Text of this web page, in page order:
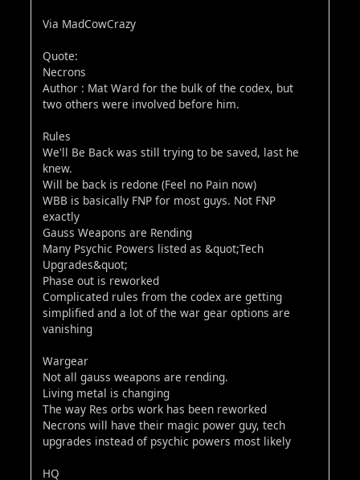
Via MadCowCrazy
Quote:
Necrons
Author : Mat Ward for the bulk of the codex, but
two others were involved before him.
Rules
We'll Be Back was still trying to be saved, last he
knew.
Will be back is redone (Feel no Pain now)
WBB is basically FNP for most guys. Not FNP
exactly
Gauss Weapons are Rending
Many Psychic Powers listed as &quot;Tech
Upgrades&quot;
Phase out is reworked
Complicated rules from the codex are getting
simplified and a lot of the war gear options are
vanishing
Wargear
Not all gauss weapons are rending.
Living metal is changing
The way Res orbs work has been reworked
Necrons will have their magic power guy, tech
upgrades instead of psychic powers most likely
HQ